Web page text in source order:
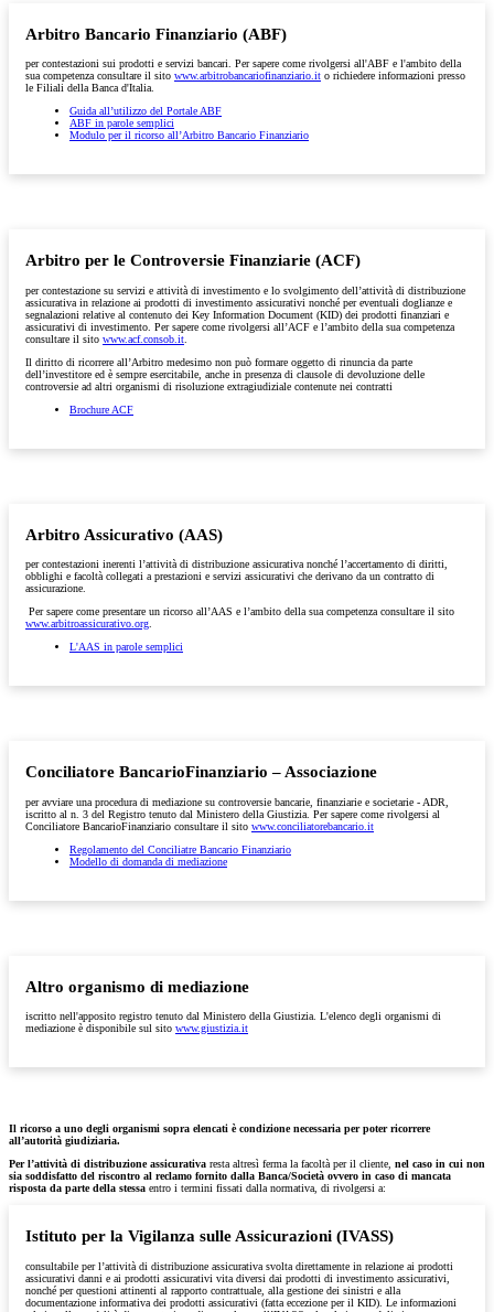
Arbitro Bancario Finanziario (ABF)
per contestazioni sui prodotti e servizi bancari. Per sapere come rivolgersi all'ABF e l'ambito della
sua competenza consultare il sito www.arbitrobancariofinanziario.it o richiedere informazioni presso
le Filiali della Banca d'Italia.
Guida all’utilizzo del Portale ABF
ABF in parole semplici
Modulo per il ricorso all’Arbitro Bancario Finanziario
Arbitro per le Controversie Finanziarie (ACF)
per contestazione su servizi e attività di investimento e lo svolgimento dell’attività di distribuzione
assicurativa in relazione ai prodotti di investimento assicurativi nonché per eventuali doglianze e
segnalazioni relative al contenuto dei Key Information Document (KID) dei prodotti finanziari e
assicurativi di investimento. Per sapere come rivolgersi all’ACF e l’ambito della sua competenza
consultare il sito www.acf.consob.it
Il diritto di ricorrere all’Arbitro medesimo non può formare oggetto di rinuncia da parte
dell’investitore ed è sempre esercitabile, anche in presenza di clausole di devoluzione delle
controversie ad altri organismi di risoluzione extragiudiziale contenute nei contratti
Brochure ACF
Arbitro Assicurativo (AAS)
per contestazioni inerenti l’attività di distribuzione assicurativa nonché l’accertamento di diritti,
obblighi e facoltà collegati a prestazioni e servizi assicurativi che derivano da un contratto di
assicurazione.
Per sapere come presentare un ricorso all’AAS e l’ambito della sua competenza consultare il sito
www.arbitroassicurativo.org
L'AAS in parole semplici
Conciliatore BancarioFinanziario – Associazione
per avviare una procedura di mediazione su controversie bancarie, finanziarie e societarie - ADR,
iscritto al n. 3 del Registro tenuto dal Ministero della Giustizia. Per sapere come rivolgersi al
Conciliatore BancarioFinanziario consultare il sito www.conciliatorebancario.it
Regolamento del Conciliatre Bancario Finanziario
Modello di domanda di mediazione
Altro organismo di mediazione
iscritto nell'apposito registro tenuto dal Ministero della Giustizia. L'elenco degli organismi di
mediazione è disponibile sul sito www.giustizia.it
Il ricorso a uno degli organismi sopra elencati è condizione necessaria per poter ricorrere
all’autorità giudiziaria.
Per l’attività di distribuzione assicurativa resta altresì ferma la facoltà per il cliente, nel caso in cui non
sia soddisfatto del riscontro al reclamo fornito dalla Banca/Società ovvero in caso di mancata
risposta da parte della stessa entro i termini fissati dalla normativa, di rivolgersi a:
Istituto per la Vigilanza sulle Assicurazioni (IVASS)
consultabile per l’attività di distribuzione assicurativa svolta direttamente in relazione ai prodotti
assicurativi danni e ai prodotti assicurativi vita diversi dai prodotti di investimento assicurativi,
nonché per questioni attinenti al rapporto contrattuale, alla gestione dei sinistri e alla
documentazione informativa dei prodotti assicurativi (fatta eccezione per il KID). Le informazioni